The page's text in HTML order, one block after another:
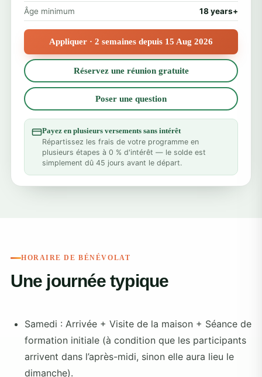
Âge minimum 18 years+
Appliquer · 2 semaines depuis 15 Aug 2026
Réservez une réunion gratuite
Poser une question
Payez en plusieurs versements sans intérêt
Répartissez les frais de votre programme en
plusieurs étapes à 0 % d'intérêt — le solde est
simplement dû 45 jours avant le départ.
HORAIRE DE BÉNÉVOLAT
Une journée typique
Samedi : Arrivée + Visite de la maison + Séance de
formation initiale (à condition que les participants
arrivent dans l’après-midi, sinon elle aura lieu le
dimanche).